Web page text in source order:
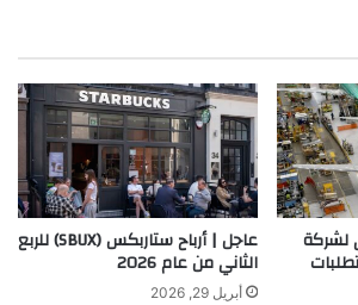
لشركة عاجل | أرباح ستاربكس (SBUX) للربع
الثاني من عام 2026
أبريل 29, 2026